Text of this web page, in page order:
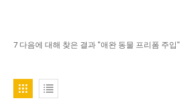
7 다음에 대해 찾은 결과 "애완 동물 프리폼 주입"